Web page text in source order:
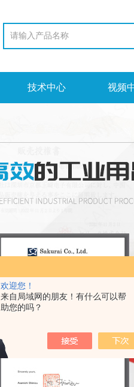
欢迎您！
来自局域网的朋友！有什么可以帮
助您的吗？
技术中心 视频